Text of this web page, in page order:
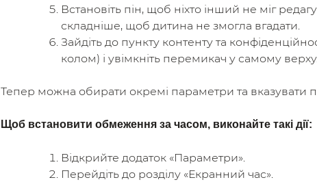
Встановіть пін, щоб ніхто інший не міг
складніше, щоб дитина не змогла вгадати.
Зайдіть до пункту контенту та
колом) і увімкніть перемикач у самому верху.
Тепер можна обирати окремі параметри та вказувати
Щоб встановити обмеження за часом, виконайте такі дії:
Відкрийте додаток «Параметри».
Перейдіть до розділу «Екранний час».